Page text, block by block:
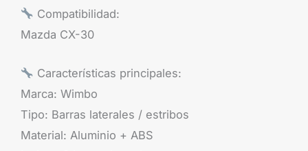
Compatibilidad:
Mazda CX-30
Características principales:
Marca: Wimbo
Tipo: Barras laterales / estribos
Material: Aluminio + ABS